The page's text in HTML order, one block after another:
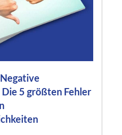
5 größten Fehler